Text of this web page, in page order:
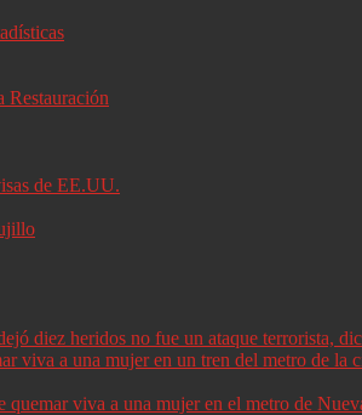
Restauración
de EE.UU.
diez heridos no fue un ataque terrorista,
quemar viva a una mujer en el metro de